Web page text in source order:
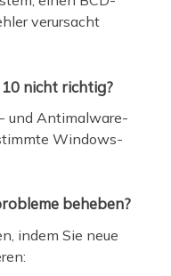
verursacht
nicht richtig?
und Antimalware-
Windows-
beheben?
indem Sie neue